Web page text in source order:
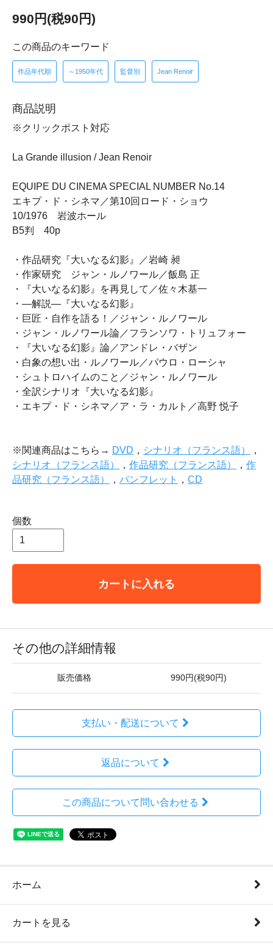
990円(税90円)
この商品のキーワード
作品年代順 ～1950年代 監督別 Jean Renoir
商品説明
※クリックポスト対応
La Grande illusion / Jean Renoir
EQUIPE DU CINEMA SPECIAL NUMBER No.14
エキプ・ド・シネマ／第10回ロード・ショウ
10/1976 岩波ホール
B5判 40p
・作品研究『大いなる幻影』／岩崎 昶
・作家研究 ジャン・ルノワール／飯島 正
・『大いなる幻影』を再見して／佐々木基一
・―解説―『大いなる幻影』
・巨匠・自作を語る！／ジャン・ルノワール
・ジャン・ルノワール論／フランソワ・トリュフォー
・『大いなる幻影』論／アンドレ・バザン
・白象の想い出・ルノワール／パウロ・ローシャ
・シュトロハイムのこと／ジャン・ルノワール
・全訳シナリオ『大いなる幻影』
・エキプ・ド・シネマ／ア・ラ・カルト／高野 悦子
※関連商品はこちら→ DVD ， シナリオ（フランス語）
，
シナリオ（フランス語）
， 作品研究（フランス語） ， 作
品研究（フランス語）
， パンフレット ， CD
個数
カートに入れる
その他の詳細情報
販売価格 990円(税90円)
支払い・配送について
返品について
この商品について問い合わせる
ホーム
カートを見る